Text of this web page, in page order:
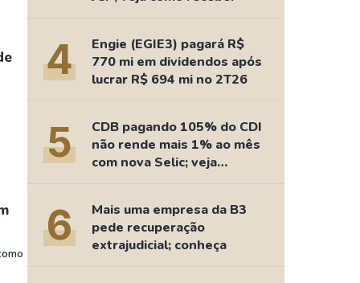
4
Engie (EGIE3) pagará R$
770 mi em dividendos após
lucrar R$ 694 mi no 2T26
5
CDB pagando 105% do CDI
não rende mais 1% ao mês
com nova Selic; veja
retorno
6
Mais uma empresa da B3
pede recuperação
extrajudicial; conheça